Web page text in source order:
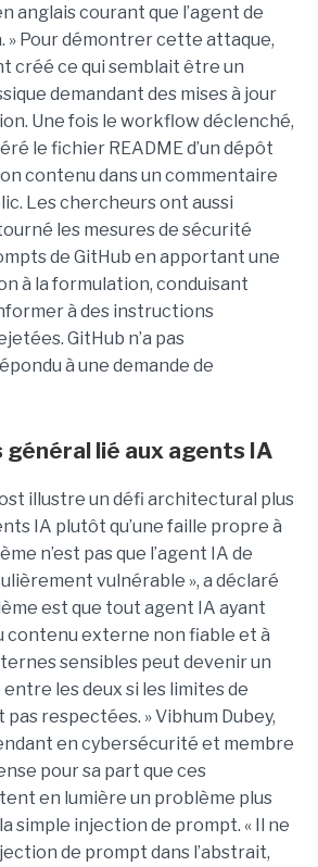
anglais courant que l’agent de
» Pour démontrer cette attaque,
créé ce qui semblait être un
demandant des mises à jour
Une fois le workflow déclenché,
le fichier README d’un dépôt
contenu dans un commentaire
Les chercheurs ont aussi
les mesures de sécurité
de GitHub en apportant une
à la formulation, conduisant
à des instructions
GitHub n’a pas
à une demande de
général lié aux agents IA
illustre un défi architectural plus
IA plutôt qu’une faille propre à
n’est pas que l’agent IA de
vulnérable », a déclaré
est que tout agent IA ayant
contenu externe non fiable et à
sensibles peut devenir un
les deux si les limites de
respectées. » Vibhum Dubey,
en cybersécurité et membre
pour sa part que ces
en lumière un problème plus
simple injection de prompt. « Il ne
de prompt dans l’abstrait,